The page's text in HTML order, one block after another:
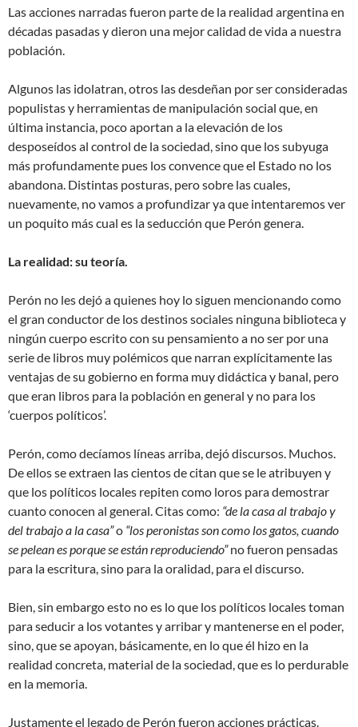
Las acciones narradas fueron parte de la realidad argentina en
décadas pasadas y dieron una mejor calidad de vida a nuestra
población.
Algunos las idolatran, otros las desdeñan por ser consideradas
populistas y herramientas de manipulación social que, en
última instancia, poco aportan a la elevación de los
desposeídos al control de la sociedad, sino que los subyuga
más profundamente pues los convence que el Estado no los
abandona. Distintas posturas, pero sobre las cuales,
nuevamente, no vamos a profundizar ya que intentaremos ver
un poquito más cual es la seducción que Perón genera.
La realidad: su teoría.
Perón no les dejó a quienes hoy lo siguen mencionando como
el gran conductor de los destinos sociales ninguna biblioteca y
ningún cuerpo escrito con su pensamiento a no ser por una
serie de libros muy polémicos que narran explícitamente las
ventajas de su gobierno en forma muy didáctica y banal, pero
que eran libros para la población en general y no para los
‘cuerpos políticos’.
Perón, como decíamos líneas arriba, dejó discursos. Muchos.
De ellos se extraen las cientos de citan que se le atribuyen y
que los políticos locales repiten como loros para demostrar
cuanto conocen al general. Citas como: “de la casa al trabajo y
del trabajo a la casa”o “los peronistas son como los gatos, cuando
se pelean es porque se están reproduciendo”no fueron pensadas
para la escritura, sino para la oralidad, para el discurso.
Bien, sin embargo esto no es lo que los políticos locales toman
para seducir a los votantes y arribar y mantenerse en el poder,
sino, que se apoyan, básicamente, en lo que él hizo en la
realidad concreta, material de la sociedad, que es lo perdurable
en la memoria.
Justamente el legado de Perón fueron acciones prácticas.